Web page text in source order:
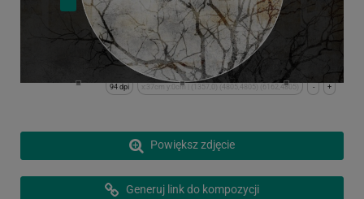
+
-
x:37cm y:0cm | (1357,0) (4805,4805) (6162,4805)
94 dpi
Powiększ zdjęcie
Generuj link do kompozycji